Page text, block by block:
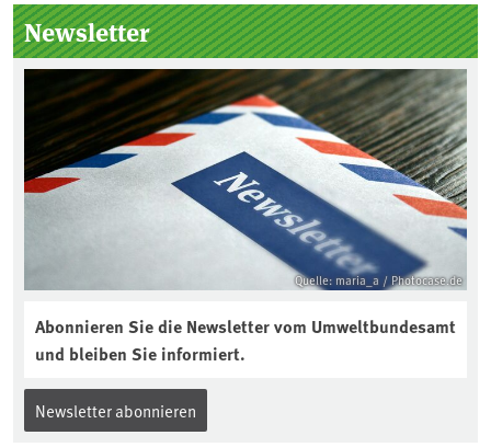
Newsletter
Quelle: maria_a / Photocase.de
Abonnieren Sie die Newsletter vom Umweltbundesamt
und bleiben Sie informiert.
Newsletter abonnieren